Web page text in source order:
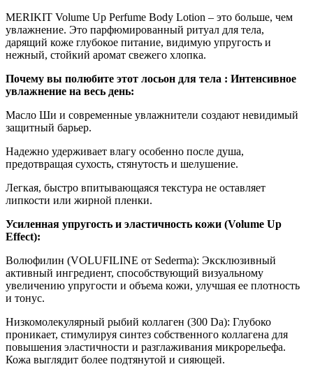
MERIKIT Volume Up Perfume Body Lotion – это больше, чем
увлажнение. Это парфюмированный ритуал для тела,
дарящий коже глубокое питание, видимую упругость и
нежный, стойкий аромат свежего хлопка.
Почему вы полюбите этот лосьон для тела : Интенсивное
увлажнение на весь день:
Масло Ши и современные увлажнители создают невидимый
защитный барьер.
Надежно удерживает влагу особенно после душа,
предотвращая сухость, стянутость и шелушение.
Легкая, быстро впитывающаяся текстура не оставляет
липкости или жирной пленки.
Усиленная упругость и эластичность кожи (Volume Up
Effect):
Волюфилин (VOLUFILINE от Sederma): Эксклюзивный
активный ингредиент, способствующий визуальному
увеличению упругости и объема кожи, улучшая ее плотность
и тонус.
Низкомолекулярный рыбий коллаген (300 Da): Глубоко
проникает, стимулируя синтез собственного коллагена для
повышения эластичности и разглаживания микрорельефа.
Кожа выглядит более подтянутой и сияющей.